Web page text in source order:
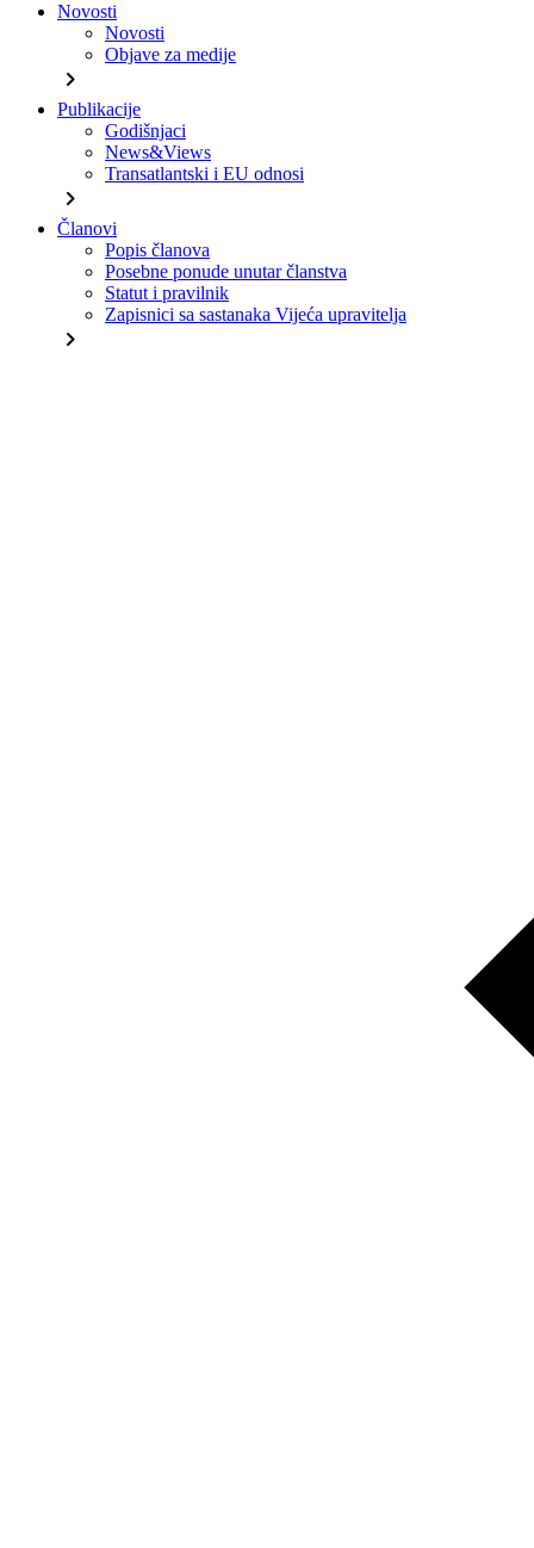
Novosti
Novosti
Objave za medije
chevron_right
Publikacije
Godišnjaci
News&Views
Transatlantski i EU odnosi
chevron_right
Članovi
Popis članova
Posebne ponude unutar članstva
Statut i pravilnik
Zapisnici sa sastanaka Vijeća upravitelja
chevron_right